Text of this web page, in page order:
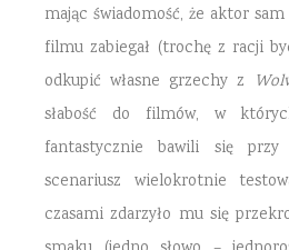
mając świadomość, że aktor
filmu zabiegał (trochę z racji
odkupić własne grzechy z
słabość do filmów, w
fantastycznie bawili się
scenariusz wielokrotnie
czasami zdarzyło mu się